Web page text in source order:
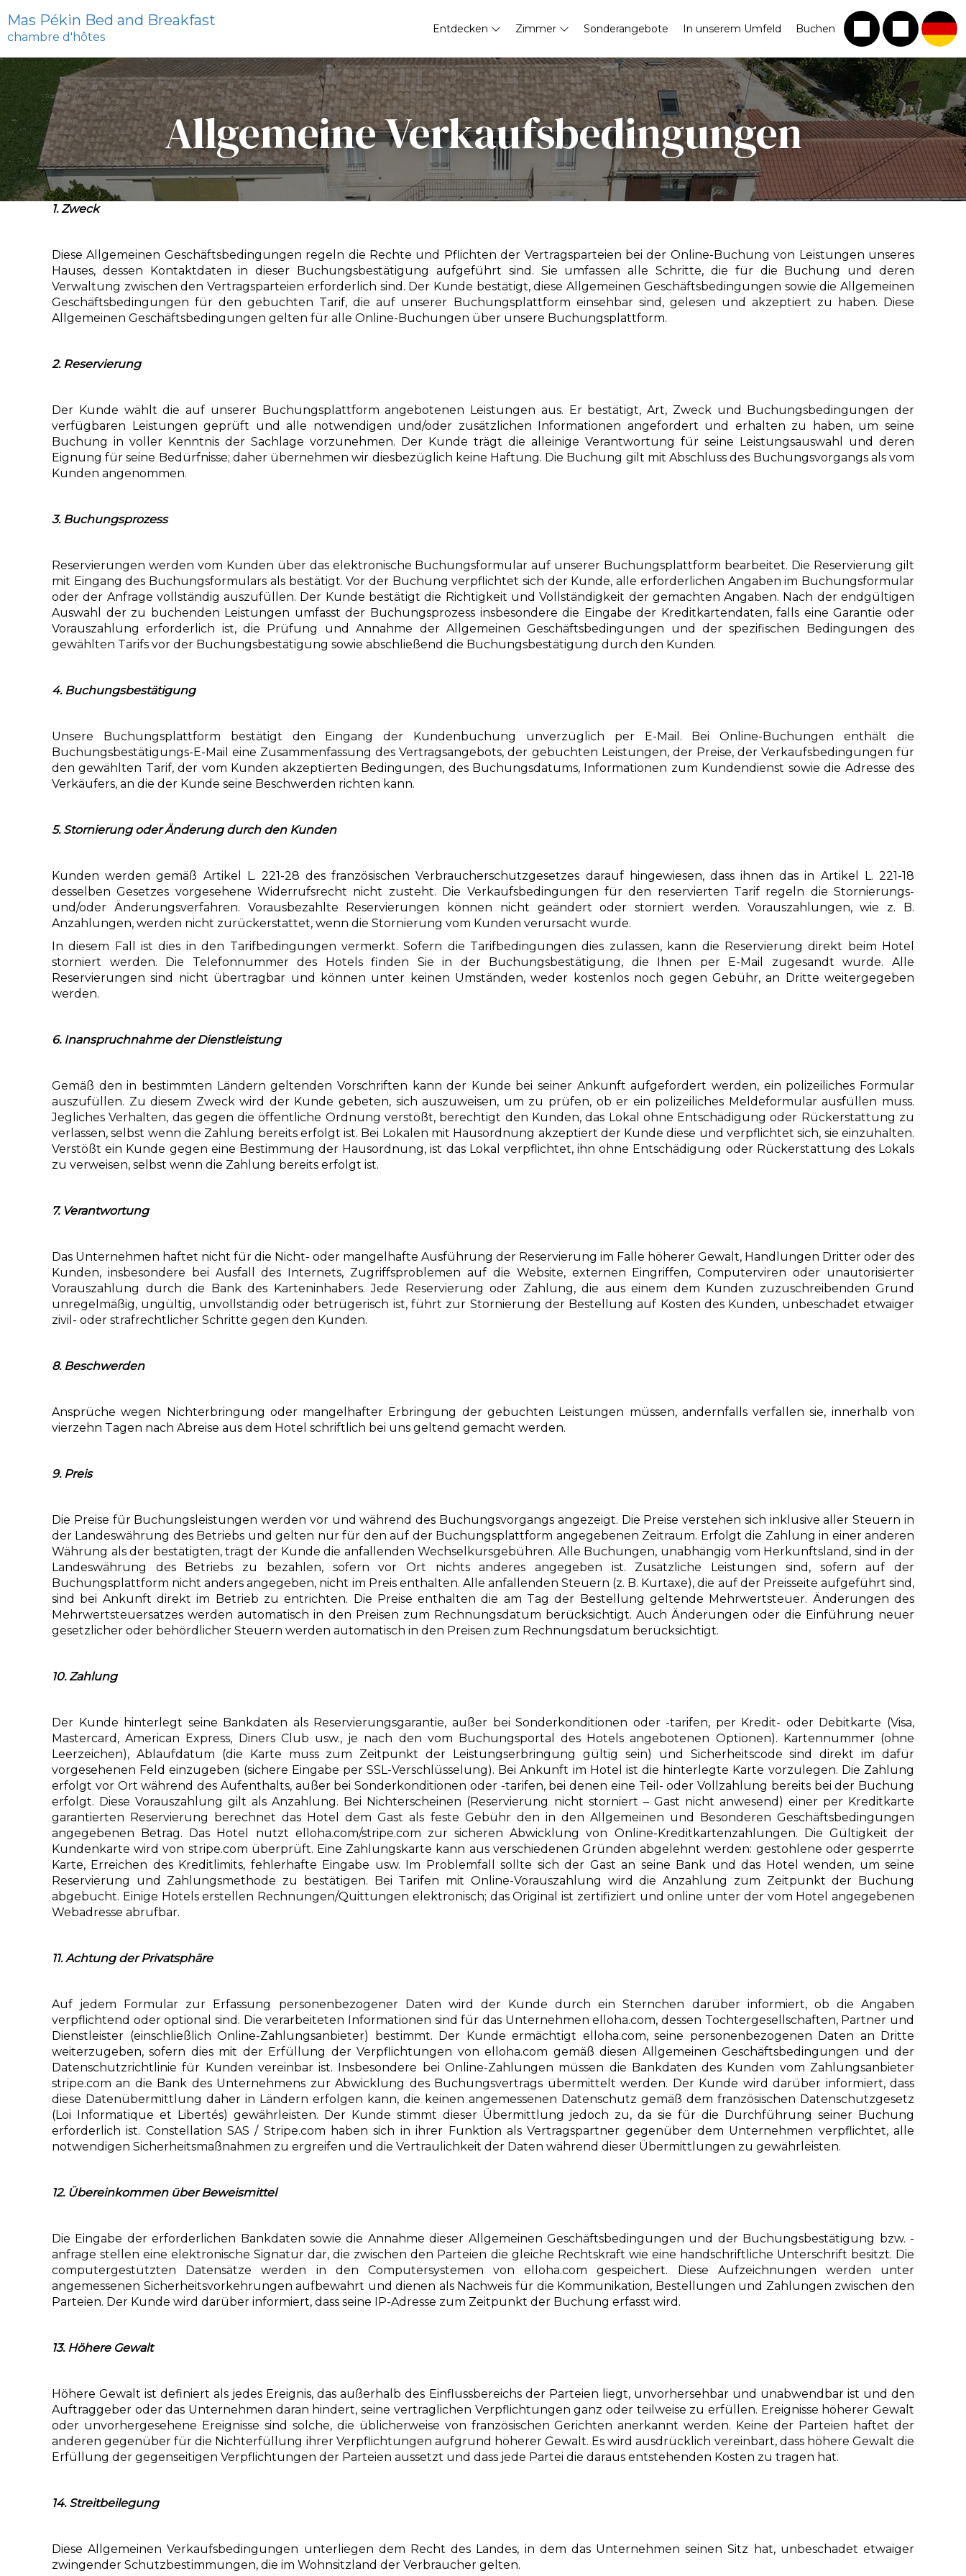
Mas Pékin Bed and Breakfast
chambre d'hôtes
Entdecken Zimmer Sonderangebote In unserem Umfeld Buchen
Allgemeine Verkaufsbedingungen
1. Zweck
Diese Allgemeinen Geschäftsbedingungen regeln die Rechte und Pflichten der Vertragsparteien bei der Online-Buchung von Leistungen unseres
Hauses, dessen Kontaktdaten in dieser Buchungsbestätigung aufgeführt sind. Sie umfassen alle Schritte, die für die Buchung und deren
Verwaltung zwischen den Vertragsparteien erforderlich sind. Der Kunde bestätigt, diese Allgemeinen Geschäftsbedingungen sowie die Allgemeinen
Geschäftsbedingungen für den gebuchten Tarif, die auf unserer Buchungsplattform einsehbar sind, gelesen und akzeptiert zu haben. Diese
Allgemeinen Geschäftsbedingungen gelten für alle Online-Buchungen über unsere Buchungsplattform.
2. Reservierung
Der Kunde wählt die auf unserer Buchungsplattform angebotenen Leistungen aus. Er bestätigt, Art, Zweck und Buchungsbedingungen der
verfügbaren Leistungen geprüft und alle notwendigen und/oder zusätzlichen Informationen angefordert und erhalten zu haben, um seine
Buchung in voller Kenntnis der Sachlage vorzunehmen. Der Kunde trägt die alleinige Verantwortung für seine Leistungsauswahl und deren
Eignung für seine Bedürfnisse; daher übernehmen wir diesbezüglich keine Haftung. Die Buchung gilt mit Abschluss des Buchungsvorgangs als vom
Kunden angenommen.
3. Buchungsprozess
Reservierungen werden vom Kunden über das elektronische Buchungsformular auf unserer Buchungsplattform bearbeitet. Die Reservierung gilt
mit Eingang des Buchungsformulars als bestätigt. Vor der Buchung verpflichtet sich der Kunde, alle erforderlichen Angaben im Buchungsformular
oder der Anfrage vollständig auszufüllen. Der Kunde bestätigt die Richtigkeit und Vollständigkeit der gemachten Angaben. Nach der endgültigen
Auswahl der zu buchenden Leistungen umfasst der Buchungsprozess insbesondere die Eingabe der Kreditkartendaten, falls eine Garantie oder
Vorauszahlung erforderlich ist, die Prüfung und Annahme der Allgemeinen Geschäftsbedingungen und der spezifischen Bedingungen des
gewählten Tarifs vor der Buchungsbestätigung sowie abschließend die Buchungsbestätigung durch den Kunden.
4. Buchungsbestätigung
Unsere Buchungsplattform bestätigt den Eingang der Kundenbuchung unverzüglich per E-Mail. Bei Online-Buchungen enthält die
Buchungsbestätigungs-E-Mail eine Zusammenfassung des Vertragsangebots, der gebuchten Leistungen, der Preise, der Verkaufsbedingungen für
den gewählten Tarif, der vom Kunden akzeptierten Bedingungen, des Buchungsdatums, Informationen zum Kundendienst sowie die Adresse des
Verkäufers, an die der Kunde seine Beschwerden richten kann.
5. Stornierung oder Änderung durch den Kunden
Kunden werden gemäß Artikel L. 221-28 des französischen Verbraucherschutzgesetzes darauf hingewiesen, dass ihnen das in Artikel L. 221-18
desselben Gesetzes vorgesehene Widerrufsrecht nicht zusteht. Die Verkaufsbedingungen für den reservierten Tarif regeln die Stornierungs-
und/oder Änderungsverfahren. Vorausbezahlte Reservierungen können nicht geändert oder storniert werden. Vorauszahlungen, wie z. B.
Anzahlungen, werden nicht zurückerstattet, wenn die Stornierung vom Kunden verursacht wurde.
In diesem Fall ist dies in den Tarifbedingungen vermerkt. Sofern die Tarifbedingungen dies zulassen, kann die Reservierung direkt beim Hotel
storniert werden. Die Telefonnummer des Hotels finden Sie in der Buchungsbestätigung, die Ihnen per E-Mail zugesandt wurde. Alle
Reservierungen sind nicht übertragbar und können unter keinen Umständen, weder kostenlos noch gegen Gebühr, an Dritte weitergegeben
werden.
6. Inanspruchnahme der Dienstleistung
Gemäß den in bestimmten Ländern geltenden Vorschriften kann der Kunde bei seiner Ankunft aufgefordert werden, ein polizeiliches Formular
auszufüllen. Zu diesem Zweck wird der Kunde gebeten, sich auszuweisen, um zu prüfen, ob er ein polizeiliches Meldeformular ausfüllen muss.
Jegliches Verhalten, das gegen die öffentliche Ordnung verstößt, berechtigt den Kunden, das Lokal ohne Entschädigung oder Rückerstattung zu
verlassen, selbst wenn die Zahlung bereits erfolgt ist. Bei Lokalen mit Hausordnung akzeptiert der Kunde diese und verpflichtet sich, sie einzuhalten.
Verstößt ein Kunde gegen eine Bestimmung der Hausordnung, ist das Lokal verpflichtet, ihn ohne Entschädigung oder Rückerstattung des Lokals
zu verweisen, selbst wenn die Zahlung bereits erfolgt ist.
7. Verantwortung
Das Unternehmen haftet nicht für die Nicht- oder mangelhafte Ausführung der Reservierung im Falle höherer Gewalt, Handlungen Dritter oder des
Kunden, insbesondere bei Ausfall des Internets, Zugriffsproblemen auf die Website, externen Eingriffen, Computerviren oder unautorisierter
Vorauszahlung durch die Bank des Karteninhabers. Jede Reservierung oder Zahlung, die aus einem dem Kunden zuzuschreibenden Grund
unregelmäßig, ungültig, unvollständig oder betrügerisch ist, führt zur Stornierung der Bestellung auf Kosten des Kunden, unbeschadet etwaiger
zivil- oder strafrechtlicher Schritte gegen den Kunden.
8. Beschwerden
Ansprüche wegen Nichterbringung oder mangelhafter Erbringung der gebuchten Leistungen müssen, andernfalls verfallen sie, innerhalb von
vierzehn Tagen nach Abreise aus dem Hotel schriftlich bei uns geltend gemacht werden.
9. Preis
Die Preise für Buchungsleistungen werden vor und während des Buchungsvorgangs angezeigt. Die Preise verstehen sich inklusive aller Steuern in
der Landeswährung des Betriebs und gelten nur für den auf der Buchungsplattform angegebenen Zeitraum. Erfolgt die Zahlung in einer anderen
Währung als der bestätigten, trägt der Kunde die anfallenden Wechselkursgebühren. Alle Buchungen, unabhängig vom Herkunftsland, sind in der
Landeswährung des Betriebs zu bezahlen, sofern vor Ort nichts anderes angegeben ist. Zusätzliche Leistungen sind, sofern auf der
Buchungsplattform nicht anders angegeben, nicht im Preis enthalten. Alle anfallenden Steuern (z. B. Kurtaxe), die auf der Preisseite aufgeführt sind,
sind bei Ankunft direkt im Betrieb zu entrichten. Die Preise enthalten die am Tag der Bestellung geltende Mehrwertsteuer. Änderungen des
Mehrwertsteuersatzes werden automatisch in den Preisen zum Rechnungsdatum berücksichtigt. Auch Änderungen oder die Einführung neuer
gesetzlicher oder behördlicher Steuern werden automatisch in den Preisen zum Rechnungsdatum berücksichtigt.
10. Zahlung
Der Kunde hinterlegt seine Bankdaten als Reservierungsgarantie, außer bei Sonderkonditionen oder -tarifen, per Kredit- oder Debitkarte (Visa,
Mastercard, American Express, Diners Club usw., je nach den vom Buchungsportal des Hotels angebotenen Optionen). Kartennummer (ohne
Leerzeichen), Ablaufdatum (die Karte muss zum Zeitpunkt der Leistungserbringung gültig sein) und Sicherheitscode sind direkt im dafür
vorgesehenen Feld einzugeben (sichere Eingabe per SSL-Verschlüsselung). Bei Ankunft im Hotel ist die hinterlegte Karte vorzulegen. Die Zahlung
erfolgt vor Ort während des Aufenthalts, außer bei Sonderkonditionen oder -tarifen, bei denen eine Teil- oder Vollzahlung bereits bei der Buchung
erfolgt. Diese Vorauszahlung gilt als Anzahlung. Bei Nichterscheinen (Reservierung nicht storniert – Gast nicht anwesend) einer per Kreditkarte
garantierten Reservierung berechnet das Hotel dem Gast als feste Gebühr den in den Allgemeinen und Besonderen Geschäftsbedingungen
angegebenen Betrag. Das Hotel nutzt elloha.com/stripe.com zur sicheren Abwicklung von Online-Kreditkartenzahlungen. Die Gültigkeit der
Kundenkarte wird von stripe.com überprüft. Eine Zahlungskarte kann aus verschiedenen Gründen abgelehnt werden: gestohlene oder gesperrte
Karte, Erreichen des Kreditlimits, fehlerhafte Eingabe usw. Im Problemfall sollte sich der Gast an seine Bank und das Hotel wenden, um seine
Reservierung und Zahlungsmethode zu bestätigen. Bei Tarifen mit Online-Vorauszahlung wird die Anzahlung zum Zeitpunkt der Buchung
abgebucht. Einige Hotels erstellen Rechnungen/Quittungen elektronisch; das Original ist zertifiziert und online unter der vom Hotel angegebenen
Webadresse abrufbar.
11. Achtung der Privatsphäre
Auf jedem Formular zur Erfassung personenbezogener Daten wird der Kunde durch ein Sternchen darüber informiert, ob die Angaben
verpflichtend oder optional sind. Die verarbeiteten Informationen sind für das Unternehmen elloha.com, dessen Tochtergesellschaften, Partner und
Dienstleister (einschließlich Online-Zahlungsanbieter) bestimmt. Der Kunde ermächtigt elloha.com, seine personenbezogenen Daten an Dritte
weiterzugeben, sofern dies mit der Erfüllung der Verpflichtungen von elloha.com gemäß diesen Allgemeinen Geschäftsbedingungen und der
Datenschutzrichtlinie für Kunden vereinbar ist. Insbesondere bei Online-Zahlungen müssen die Bankdaten des Kunden vom Zahlungsanbieter
stripe.com an die Bank des Unternehmens zur Abwicklung des Buchungsvertrags übermittelt werden. Der Kunde wird darüber informiert, dass
diese Datenübermittlung daher in Ländern erfolgen kann, die keinen angemessenen Datenschutz gemäß dem französischen Datenschutzgesetz
(Loi Informatique et Libertés) gewährleisten. Der Kunde stimmt dieser Übermittlung jedoch zu, da sie für die Durchführung seiner Buchung
erforderlich ist. Constellation SAS / Stripe.com haben sich in ihrer Funktion als Vertragspartner gegenüber dem Unternehmen verpflichtet, alle
notwendigen Sicherheitsmaßnahmen zu ergreifen und die Vertraulichkeit der Daten während dieser Übermittlungen zu gewährleisten.
12. Übereinkommen über Beweismittel
Die Eingabe der erforderlichen Bankdaten sowie die Annahme dieser Allgemeinen Geschäftsbedingungen und der Buchungsbestätigung bzw. -
anfrage stellen eine elektronische Signatur dar, die zwischen den Parteien die gleiche Rechtskraft wie eine handschriftliche Unterschrift besitzt. Die
computergestützten Datensätze werden in den Computersystemen von elloha.com gespeichert. Diese Aufzeichnungen werden unter
angemessenen Sicherheitsvorkehrungen aufbewahrt und dienen als Nachweis für die Kommunikation, Bestellungen und Zahlungen zwischen den
Parteien. Der Kunde wird darüber informiert, dass seine IP-Adresse zum Zeitpunkt der Buchung erfasst wird.
13. Höhere Gewalt
Höhere Gewalt ist definiert als jedes Ereignis, das außerhalb des Einflussbereichs der Parteien liegt, unvorhersehbar und unabwendbar ist und den
Auftraggeber oder das Unternehmen daran hindert, seine vertraglichen Verpflichtungen ganz oder teilweise zu erfüllen. Ereignisse höherer Gewalt
oder unvorhergesehene Ereignisse sind solche, die üblicherweise von französischen Gerichten anerkannt werden. Keine der Parteien haftet der
anderen gegenüber für die Nichterfüllung ihrer Verpflichtungen aufgrund höherer Gewalt. Es wird ausdrücklich vereinbart, dass höhere Gewalt die
Erfüllung der gegenseitigen Verpflichtungen der Parteien aussetzt und dass jede Partei die daraus entstehenden Kosten zu tragen hat.
14. Streitbeilegung
Diese Allgemeinen Verkaufsbedingungen unterliegen dem Recht des Landes, in dem das Unternehmen seinen Sitz hat, unbeschadet etwaiger
zwingender Schutzbestimmungen, die im Wohnsitzland der Verbraucher gelten.